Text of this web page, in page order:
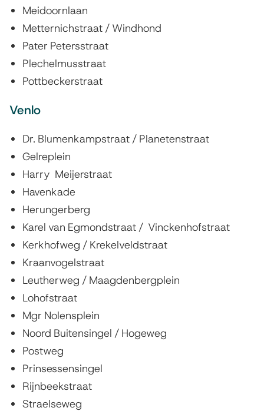
Meidoornlaan
Metternichstraat / Windhond
Pater Petersstraat
Plechelmusstraat
Pottbeckerstraat
Venlo
Dr. Blumenkampstraat / Planetenstraat
Gelreplein
Harry Meijerstraat
Havenkade
Herungerberg
Karel van Egmondstraat / Vinckenhofstraat
Kerkhofweg / Krekelveldstraat
Kraanvogelstraat
Leutherweg / Maagdenbergplein
Lohofstraat
Mgr Nolensplein
Noord Buitensingel / Hogeweg
Postweg
Prinsessensingel
Rijnbeekstraat
Straelseweg